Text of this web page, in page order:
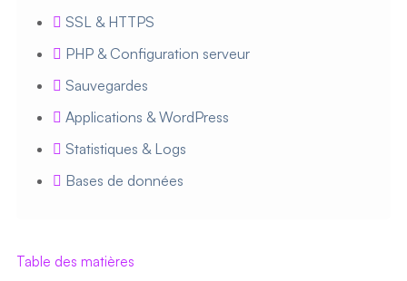
Table des matières
SSL & HTTPS
PHP & Configuration serveur
Sauvegardes
Applications & WordPress
Statistiques & Logs
Bases de données